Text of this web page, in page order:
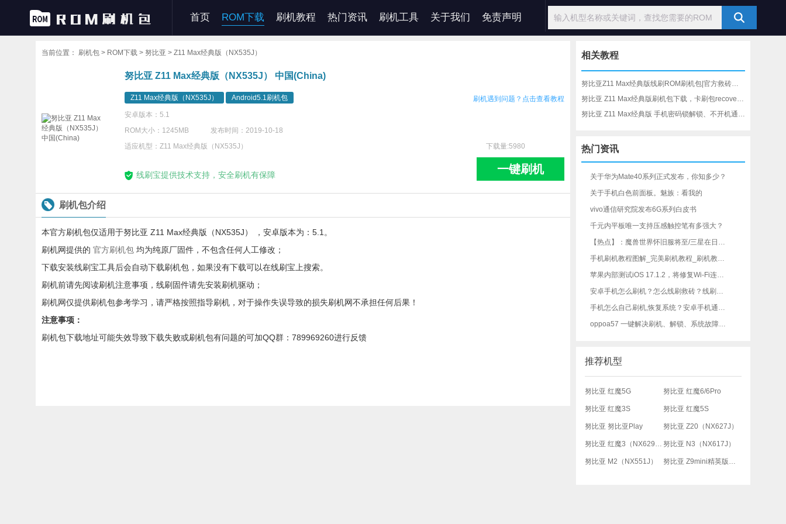
首页 ROM下载 刷机教程 热门资讯 刷机工具 关于我们 免责声明
当前位置： 刷机包 > ROM下载 > 努比亚 > Z11 Max经典版（NX535J）
努比亚 Z11 Max经典版（NX535J） 中国(China)
Z11 Max经典版（NX535J） Android5.1刷机包
刷机遇到问题？点击查看教程
安卓版本：5.1
ROM大小：1245MB
发布时间：2019-10-18
适应机型：Z11 Max经典版（NX535J）
下载量:5980
线刷宝提供技术支持，安全刷机有保障 一键刷机
刷机包介绍
本官方刷机包仅适用于努比亚 Z11 Max经典版（NX535J） ，安卓版本为：5.1。
刷机网提供的 官方刷机包 均为纯原厂固件，不包含任何人工修改；
下载安装线刷宝工具后会自动下载刷机包，如果没有下载可以在线刷宝上搜索。
刷机前请先阅读刷机注意事项，线刷固件请先安装刷机驱动；
刷机网仅提供刷机包参考学习，请严格按照指导刷机，对于操作失误导致的损失刷机网不承担任何后果！
注意事项：
刷机包下载地址可能失效导致下载失败或刷机包有问题的可加QQ群：789969260进行反馈
相关教程
努比亚Z11 Max经典版线刷ROM刷机包|官方救砖包下载_刷机教程
努比亚 Z11 Max经典版刷机包下载，卡刷包recovery刷机教程
努比亚 Z11 Max经典版 手机密码锁解锁、不开机通用一键刷机教程
热门资讯
关于华为Mate40系列正式发布，你知多少？
关于手机白色前面板。魅族：看我的
vivo通信研究院发布6G系列白皮书
千元内平板唯一支持压感触控笔有多强大？
【热点】：魔兽世界怀旧服将至/三星在日本手机市场创新高
手机刷机教程图解_完美刷机教程_刷机教程视频_手机线刷教程_安卓通用刷机教程
苹果内部测试iOS 17.1.2，将修复Wi-Fi连接等问题-iOS修复大师资讯
安卓手机怎么刷机？怎么线刷救砖？线刷宝一键刷机工具教程
手机怎么自己刷机,恢复系统？安卓手机通用刷机教程，刷机必看！
oppoa57 一键解决刷机、解锁、系统故障各种问题完整教程
推荐机型
努比亚 红魔5G 努比亚 红魔6/6Pro
努比亚 红魔3S 努比亚 红魔5S
努比亚 努比亚Play 努比亚 Z20（NX627J）
努比亚 红魔3（NX629J） 努比亚 N3（NX617J）
努比亚 M2（NX551J） 努比亚 Z9mini精英版尊享版（NX511J）